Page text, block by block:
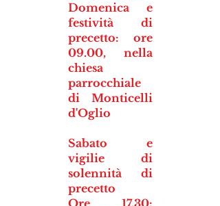
Domenica e
festività di
precetto: ore
09.00, nella
chiesa
parrocchiale
di Monticelli
d'Oglio
Sabato e
vigilie di
solennità di
precetto
Ore 17.30: